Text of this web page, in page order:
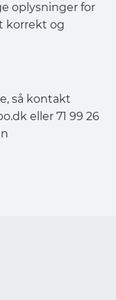
oplysninger for
korrekt og
så kontakt
eller 71 99 26